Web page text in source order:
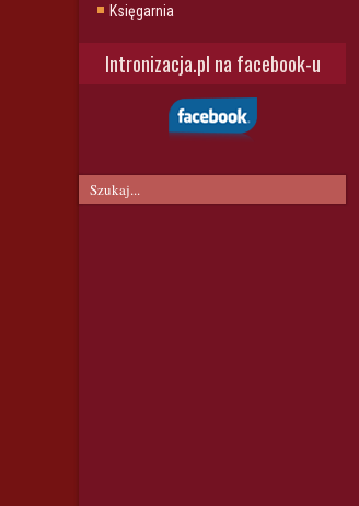
Księgarnia
Intronizacja.pl na facebook-u